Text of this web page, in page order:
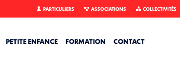
PARTICULIERS ASSOCIATIONS COLLECTIVITÉS
PETITE ENFANCE FORMATION CONTACT